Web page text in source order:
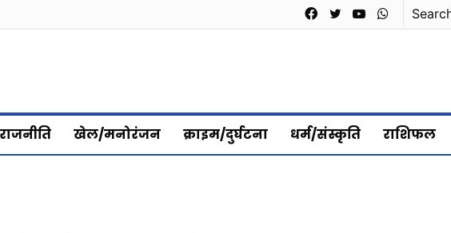
WhatsApp
YouTube
Twitter
Facebook
राजनीति खेल/मनोरंजन क्राइम/दुर्घटना धर्म/संस्कृति राशिफल